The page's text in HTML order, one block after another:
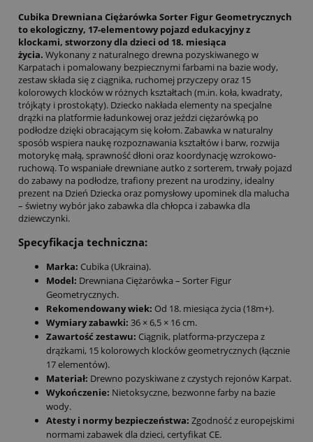
Cubika Drewniana Ciężarówka Sorter Figur Geometrycznych
to ekologiczny, 17-elementowy pojazd edukacyjny z
klockami, stworzony dla dzieci od 18. miesiąca
życia. Wykonany z naturalnego drewna pozyskiwanego w
Karpatach i pomalowany bezpiecznymi farbami na bazie wody,
zestaw składa się z ciągnika, ruchomej przyczepy oraz 15
kolorowych klocków w różnych kształtach (m.in. koła, kwadraty,
trójkąty i prostokąty). Dziecko nakłada elementy na specjalne
drążki na platformie ładunkowej oraz jeździ ciężarówką po
podłodze dzięki obracającym się kołom. Zabawka w naturalny
sposób wspiera naukę rozpoznawania kształtów i barw, rozwija
motorykę małą, sprawność dłoni oraz koordynację wzrokowo-
ruchową. To wspaniałe drewniane autko z sorterem, trwały pojazd
do zabawy na podłodze, trafiony prezent na urodziny, idealny
prezent na Dzień Dziecka oraz pomysłowy upominek dla malucha
– świetny wybór jako zabawka dla chłopca i zabawka dla
dziewczynki.
Specyfikacja techniczna:
Marka: Cubika (Ukraina).
Model: Drewniana Ciężarówka – Sorter Figur
Geometrycznych.
Rekomendowany wiek: Od 18. miesiąca życia (18m+).
Wymiary zabawki: 36 × 6,5 × 16 cm.
Zawartość zestawu: Ciągnik, platforma-przyczepa z
drążkami, 15 kolorowych klocków geometrycznych (łącznie
17 elementów).
Materiał: Drewno pozyskiwane z czystych rejonów Karpat.
Wykończenie: Nietoksyczne, bezwonne farby na bazie
wody.
Atesty i normy bezpieczeństwa: Zgodność z europejskimi
normami zabawek dla dzieci, certyfikat CE.